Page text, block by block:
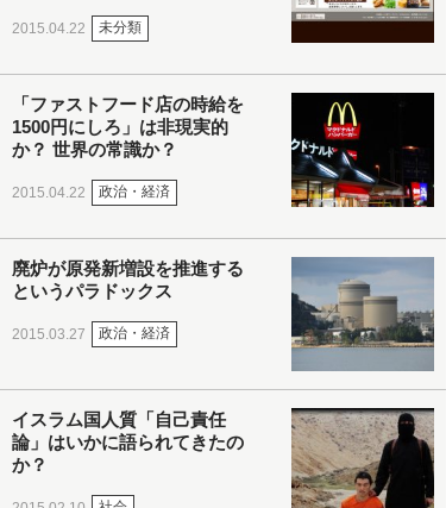
2015.04.22 未分類
「ファストフード店の時給を
1500円にしろ」は非現実的
か？ 世界の常識か？
2015.04.22 政治・経済
廃炉が原発新増設を推進する
というパラドックス
2015.03.27 政治・経済
イスラム国人質「自己責任
論」はいかに語られてきたの
か？